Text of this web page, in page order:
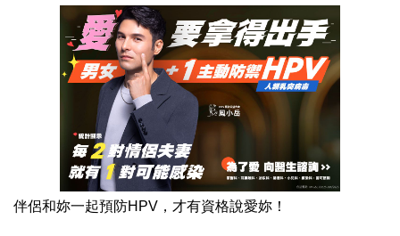
伴侶和妳一起預防HPV，才有資格說愛妳！